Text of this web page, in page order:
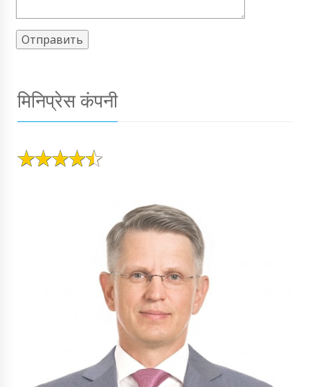
मिनिप्रेस कंपनी